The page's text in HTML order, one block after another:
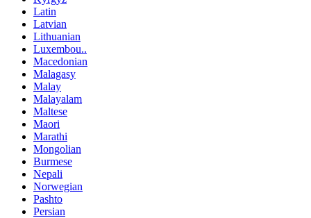
Latin
Latvian
Lithuanian
Luxembou..
Macedonian
Malagasy
Malay
Malayalam
Maltese
Maori
Marathi
Mongolian
Burmese
Nepali
Norwegian
Pashto
Persian